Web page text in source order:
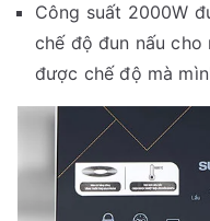
Công suất 2000W
chế độ đun nấu
được chế độ mà